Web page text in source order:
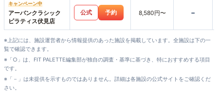
キャンペーン中
アーバンクラシック
ピラティス伏見店
公式 予約 8,580円〜 -
※上記には、施設運営者から情報提供のあった施設を掲載しています。全施設は下の一
覧で確認できます。
※「○」は、FIT PALETTE編集部が独自の調査・基準に基づき、特におすすめする項目
です。
※「－」は未提供を示すものではありません。詳細は各施設の公式サイトをご確認くだ
さい。